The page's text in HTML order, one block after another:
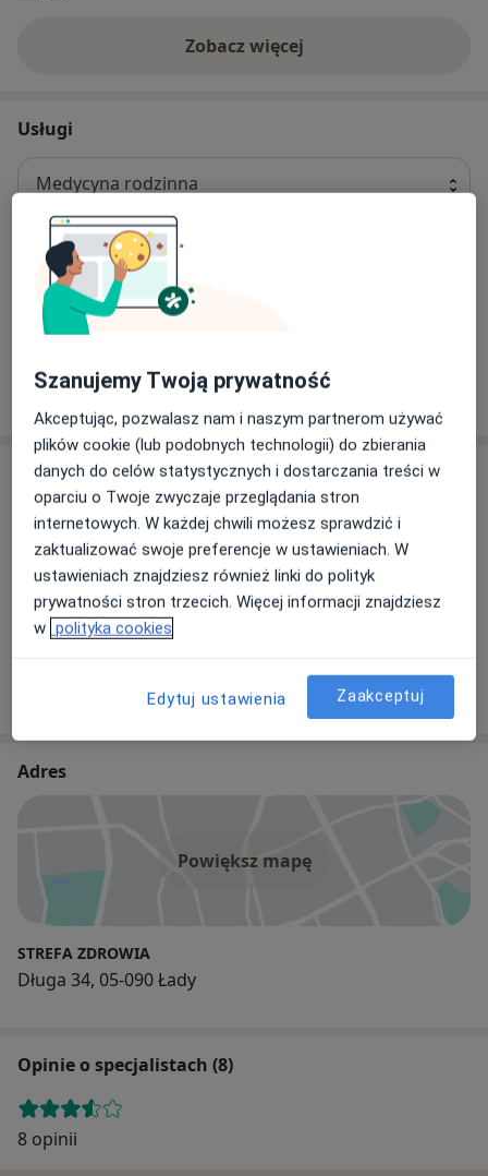
-Zabiegi Icoon
-punkt pobrań
Zobacz więcej
Usługi
Medycyna rodzinna
Konsultacja internistyczna
150 zł
W jaki sposób ustalane są ceny?
Specjaliści
Lekarz rodzinny
lek. Piotr Cygan
Adres
Powiększ mapę
STREFA ZDROWIA
Długa 34, 05-090 Łady
Opinie o specjalistach (8)
8 opinii
Szanujemy Twoją prywatność
Akceptując, pozwalasz nam i naszym partnerom używać
plików cookie (lub podobnych technologii) do zbierania
danych do celów statystycznych i dostarczania treści w
oparciu o Twoje zwyczaje przeglądania stron
internetowych. W każdej chwili możesz sprawdzić i
zaktualizować swoje preferencje w ustawieniach. W
ustawieniach znajdziesz również linki do polityk
prywatności stron trzecich. Więcej informacji znajdziesz
w polityka cookies
Edytuj ustawienia Zaakceptuj